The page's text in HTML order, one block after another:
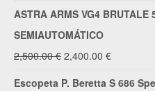
ASTRA ARMS VG4 BRUTALE
SEMIAUTOMÁTICO
2,500.00€ El
precio
2,400.00 €El
precio
Escopeta P. Beretta S 686